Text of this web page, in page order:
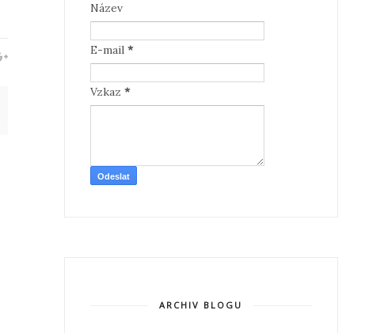
Název
E-mail *
Vzkaz *
ARCHIV BLOGU